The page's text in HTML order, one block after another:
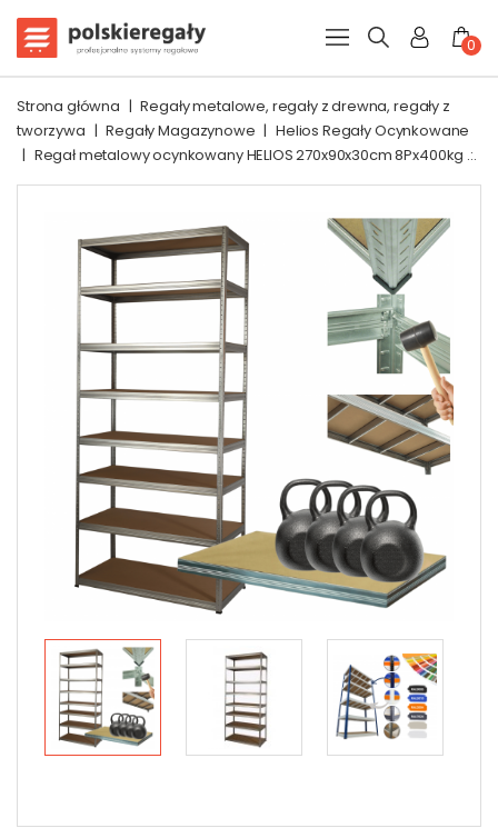
0
Strona główna | Regały metalowe, regały z drewna, regały z
tworzywa | Regały Magazynowe | Helios Regały Ocynkowane
| Regał metalowy ocynkowany HELIOS 270x90x30cm 8Px400kg .:.